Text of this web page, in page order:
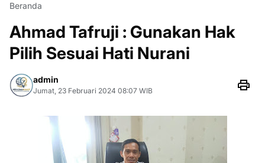
Beranda
Ahmad Tafruji : Gunakan Hak
Pilih Sesuai Hati Nurani
admin
Jumat, 23 Februari 2024 08:07 WIB